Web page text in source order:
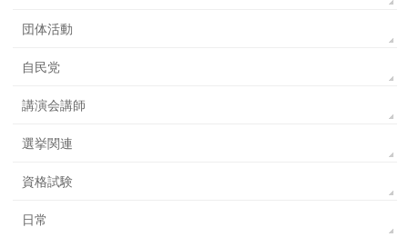
団体活動
自民党
講演会講師
選挙関連
資格試験
日常